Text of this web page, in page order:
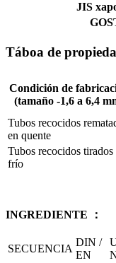
JIS
Táboa de
Condición de
(tamaño -1,6 a 6,4
Tubos recocidos
en quente
Tubos recocidos tirados
frío
INGREDIENTE ：
SECUENCIA
DIN /
EN